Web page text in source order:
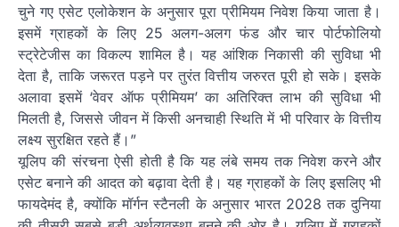
चुने गए एसेट एलोकेशन के अनुसार पूरा प्रीमियम निवेश किया जाता है।
इसमें ग्राहकों के लिए 25 अलग-अलग फंड और चार पोर्टफोलियो
स्ट्रेटेजीस का विकल्प शामिल है। यह आंशिक निकासी की सुविधा भी
देता है, ताकि जरूरत पड़ने पर तुरंत वित्तीय जरुरत पूरी हो सके। इसके
अलावा इसमें ‘वेवर ऑफ प्रीमियम’ का अतिरिक्त लाभ की सुविधा भी
मिलती है, जिससे जीवन में किसी अनचाही स्थिति में भी परिवार के वित्तीय
लक्ष्य सुरक्षित रहते हैं।”
यूलिप की संरचना ऐसी होती है कि यह लंबे समय तक निवेश करने और
एसेट बनाने की आदत को बढ़ावा देती है। यह ग्राहकों के लिए इसलिए भी
फायदेमंद है, क्योंकि मॉर्गन स्टैनली के अनुसार भारत 2028 तक दुनिया